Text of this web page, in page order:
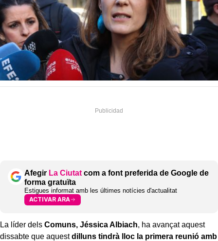
Afegir La Ciutat com a font preferida de Google de
forma gratuïta
Estigues informat amb les últimes notícies d'actualitat
ACTIVAR ARA
La líder dels Comuns, Jéssica Albiach, ha avançat aquest
dissabte que aquestdilluns tindrà lloc la primera reunió amb